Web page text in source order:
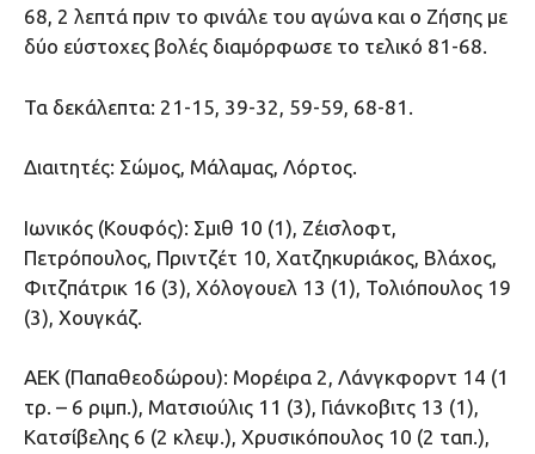
68, 2 λεπτά πριν το φινάλε του αγώνα και ο Ζήσης με
δύο εύστοχες βολές διαμόρφωσε το τελικό 81-68.
Τα δεκάλεπτα: 21-15, 39-32, 59-59, 68-81.
Διαιτητές: Σώμος, Μάλαμας, Λόρτος.
Ιωνικός (Κουφός): Σμιθ 10 (1), Ζέισλοφτ,
Πετρόπουλος, Πριντζέτ 10, Χατζηκυριάκος, Βλάχος,
Φιτζπάτρικ 16 (3), Χόλογουελ 13 (1), Τολιόπουλος 19
(3), Χουγκάζ.
ΑΕΚ (Παπαθεοδώρου): Μορέιρα 2, Λάνγκφορντ 14 (1
τρ. – 6 ριμπ.), Ματσιούλις 11 (3), Γιάνκοβιτς 13 (1),
Κατσίβελης 6 (2 κλεψ.), Χρυσικόπουλος 10 (2 ταπ.),